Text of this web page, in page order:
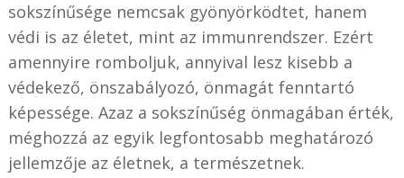
sokszínűsége nemcsak gyönyörködtet, hanem
védi is az életet, mint az immunrendszer. Ezért
amennyire romboljuk, annyival lesz kisebb a
védekező, önszabályozó, önmagát fenntartó
képessége. Azaz a sokszínűség önmagában érték,
méghozzá az egyik legfontosabb meghatározó
jellemzője az életnek, a természetnek.